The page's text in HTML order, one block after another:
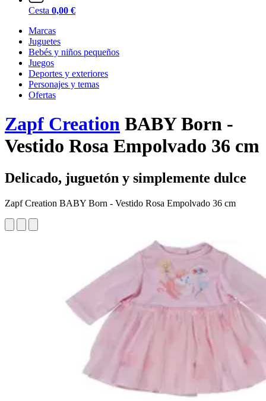
Cesta 0,00 €
Marcas
Juguetes
Bebés y niños pequeños
Juegos
Deportes y exteriores
Personajes y temas
Ofertas
Zapf Creation BABY Born -
Vestido Rosa Empolvado 36 cm
Delicado, juguetón y simplemente dulce
Zapf Creation BABY Born - Vestido Rosa Empolvado 36 cm